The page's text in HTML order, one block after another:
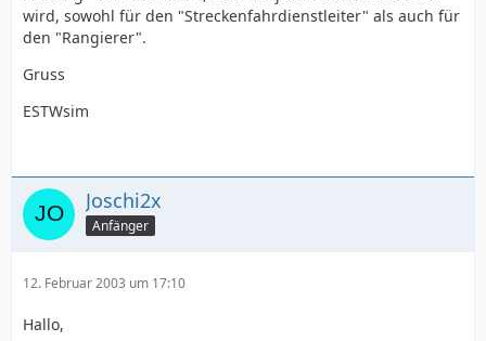
wird, sowohl für den "Streckenfahrdienstleiter" als auch für
den "Rangierer".
Gruss
ESTWsim
Joschi2x
Anfänger
12. Februar 2003 um 17:10
Hallo,